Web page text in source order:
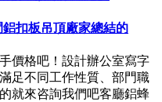
扣板吊頂廠家總結的
價格吧！設計辦公室寫字
足不同工作性質、部門職
就來咨詢我們吧客廳鋁蜂